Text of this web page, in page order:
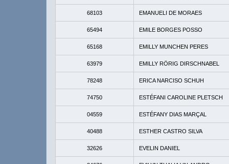
68103 EMANUELI DE MORAES
65494 EMILE BORGES POSSO
65168 EMILLY MUNCHEN PERES
63979 EMILLY RÖRIG DIRSCHNABEL
78248 ERICA NARCISO SCHUH
74750 ESTÉFANI CAROLINE PLETSCH
04559 ESTÉFANY DIAS MARÇAL
40488 ESTHER CASTRO SILVA
32626 EVELIN DANIEL